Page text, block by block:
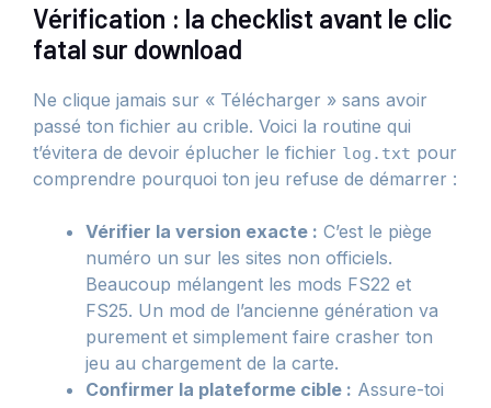
Vérification : la checklist avant le clic
fatal sur download
Ne clique jamais sur « Télécharger » sans avoir
passé ton fichier au crible. Voici la routine qui
t’évitera de devoir éplucher le fichier log.txt pour
comprendre pourquoi ton jeu refuse de démarrer :
Vérifier la version exacte : C’est le piège
numéro un sur les sites non officiels.
Beaucoup mélangent les mods FS22 et
FS25. Un mod de l’ancienne génération va
purement et simplement faire crasher ton
jeu au chargement de la carte.
Confirmer la plateforme cible : Assure-toi